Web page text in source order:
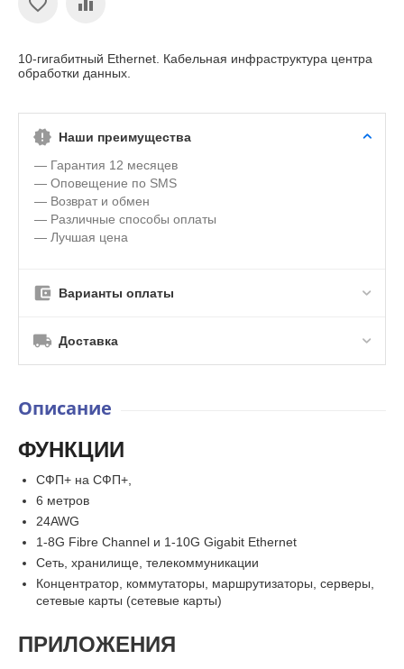
10-гигабитный Ethernet. Кабельная инфраструктура центра
обработки данных.
Наши преимущества
— Гарантия 12 месяцев
— Оповещение по SMS
— Возврат и обмен
— Различные способы оплаты
— Лучшая цена
Варианты оплаты
Доставка
Описание
ФУНКЦИИ
СФП+ на СФП+,
6 метров
24AWG
1-8G Fibre Channel и 1-10G Gigabit Ethernet
Сеть, хранилище, телекоммуникации
Концентратор, коммутаторы, маршрутизаторы, серверы,
сетевые карты (сетевые карты)
ПРИЛОЖЕНИЯ